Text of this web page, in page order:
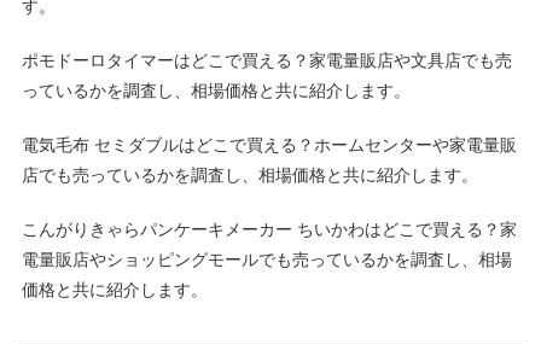
す。
ポモドーロタイマーはどこで買える？家電量販店や文具店でも売
っているかを調査し、相場価格と共に紹介します。
電気毛布 セミダブルはどこで買える？ホームセンターや家電量販
店でも売っているかを調査し、相場価格と共に紹介します。
こんがりきゃらパンケーキメーカー ちいかわはどこで買える？家
電量販店やショッピングモールでも売っているかを調査し、相場
価格と共に紹介します。